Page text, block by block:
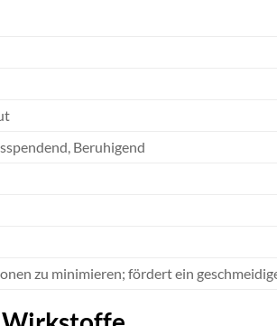
Beruhigend
zu minimieren; fördert ein